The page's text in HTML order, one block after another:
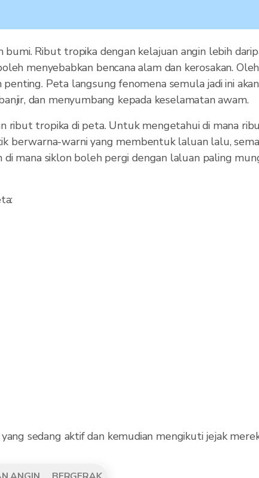
Ribut tropika dengan kelajuan angin lebih
menyebabkan bencana alam dan kerosakan.
Peta langsung fenomena semula jadi ini
dan menyumbang kepada keselamatan awam.
ribut tropika di peta. Untuk mengetahui di mana
berwarna-warni yang membentuk laluan lalu,
mana siklon boleh pergi dengan laluan paling
sedang aktif dan kemudian mengikuti jejak